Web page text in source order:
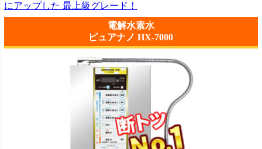
にアップした 最上級グレード！
電解水素水
ピュアナノ HX-7000